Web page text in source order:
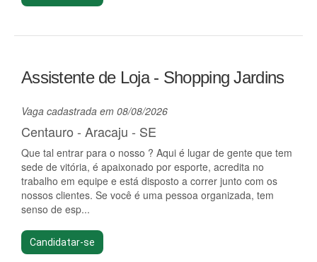
Assistente de Loja - Shopping Jardins
Vaga cadastrada em 08/08/2026
Centauro - Aracaju - SE
Que tal entrar para o nosso ? Aqui é lugar de gente que tem
sede de vitória, é apaixonado por esporte, acredita no
trabalho em equipe e está disposto a correr junto com os
nossos clientes. Se você é uma pessoa organizada, tem
senso de esp...
Candidatar-se